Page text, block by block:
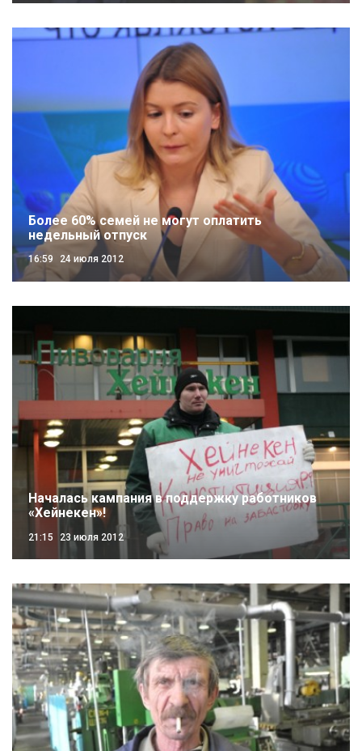
Более 60% семей не могут оплатить
недельный отпуск
16:59 24 июля 2012
Началась кампания в поддержку работников
«Хейнекен»!
21:15 23 июля 2012